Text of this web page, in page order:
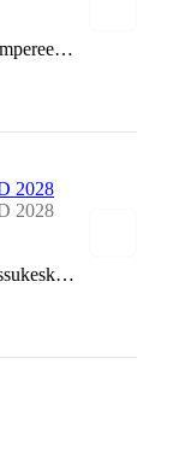
핀란드 탐페레 (Tampereen Messu)
2028
2028
핀란드 헬싱키 (Messukeskus Helsinki Expo & Convention Centre)